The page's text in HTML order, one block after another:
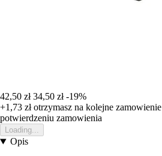
42,50 zł 34,50 zł -19%
+1,73 złotrzymasz na kolejne zamowienie
potwierdzeniu zamowienia
Loading...
Opis